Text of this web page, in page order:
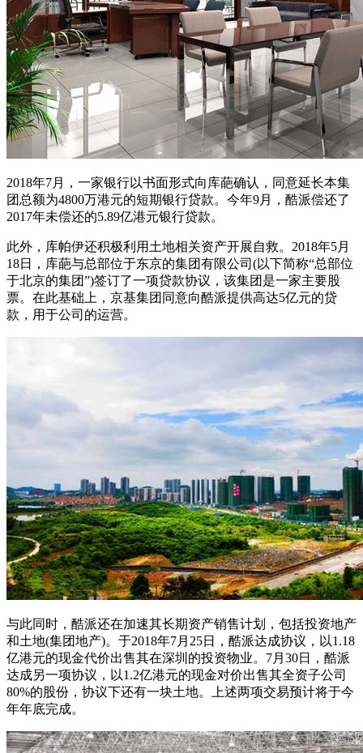
2018年7月，一家银行以书面形式向库葩确认，同意延长本集
团总额为4800万港元的短期银行贷款。今年9月，酷派偿还了
2017年未偿还的5.89亿港元银行贷款。
此外，库帕伊还积极利用土地相关资产开展自救。2018年5月
18日，库葩与总部位于东京的集团有限公司(以下简称“总部位
于北京的集团”)签订了一项贷款协议，该集团是一家主要股
票。在此基础上，京基集团同意向酷派提供高达5亿元的贷
款，用于公司的运营。
与此同时，酷派还在加速其长期资产销售计划，包括投资地产
和土地(集团地产)。于2018年7月25日，酷派达成协议，以1.18
亿港元的现金代价出售其在深圳的投资物业。7月30日，酷派
达成另一项协议，以1.2亿港元的现金对价出售其全资子公司
80%的股份，协议下还有一块土地。上述两项交易预计将于今
年年底完成。